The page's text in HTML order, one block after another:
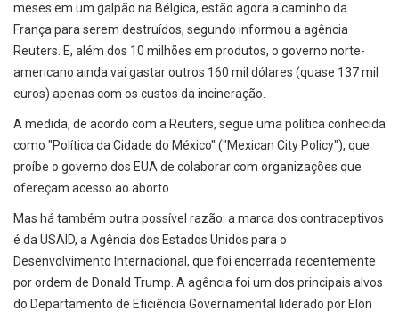
meses em um galpão na Bélgica, estão agora a caminho da
França para serem destruídos, segundo informou a agência
Reuters. E, além dos 10 milhões em produtos, o governo norte-
americano ainda vai gastar outros 160 mil dólares (quase 137 mil
euros) apenas com os custos da incineração.
A medida, de acordo com a Reuters, segue uma política conhecida
como "Política da Cidade do México" ("Mexican City Policy"), que
proíbe o governo dos EUA de colaborar com organizações que
ofereçam acesso ao aborto.
Mas há também outra possível razão: a marca dos contraceptivos
é da USAID, a Agência dos Estados Unidos para o
Desenvolvimento Internacional, que foi encerrada recentemente
por ordem de Donald Trump. A agência foi um dos principais alvos
do Departamento de Eficiência Governamental liderado por Elon